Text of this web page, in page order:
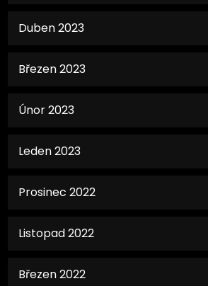
Duben 2023
Březen 2023
Únor 2023
Leden 2023
Prosinec 2022
Listopad 2022
Březen 2022